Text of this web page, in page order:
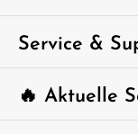
abgebildeten
🔥 Aktuelle
Service &